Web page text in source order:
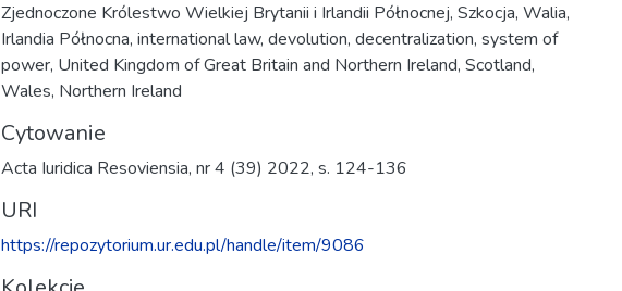
Zjednoczone Królestwo Wielkiej Brytanii i Irlandii Północnej, Szkocja, Walia,
Irlandia Północna, international law, devolution, decentralization, system of
power, United Kingdom of Great Britain and Northern Ireland, Scotland,
Wales, Northern Ireland
Cytowanie
Acta Iuridica Resoviensia, nr 4 (39) 2022, s. 124-136
URI
https://repozytorium.ur.edu.pl/handle/item/9086